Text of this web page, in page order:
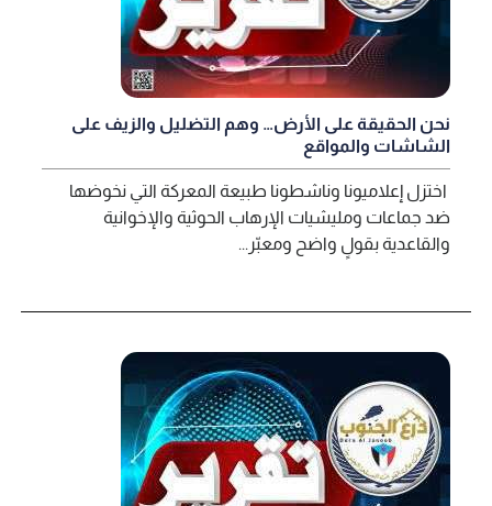
نحن الحقيقة على الأرض… وهم التضليل والزيف على
الشاشات والمواقع
اختزل إعلاميونا وناشطونا طبيعة المعركة التي نخوضها
ضد جماعات ومليشيات الإرهاب الحوثية والإخوانية
والقاعدية بقولٍ واضح ومعبّر...